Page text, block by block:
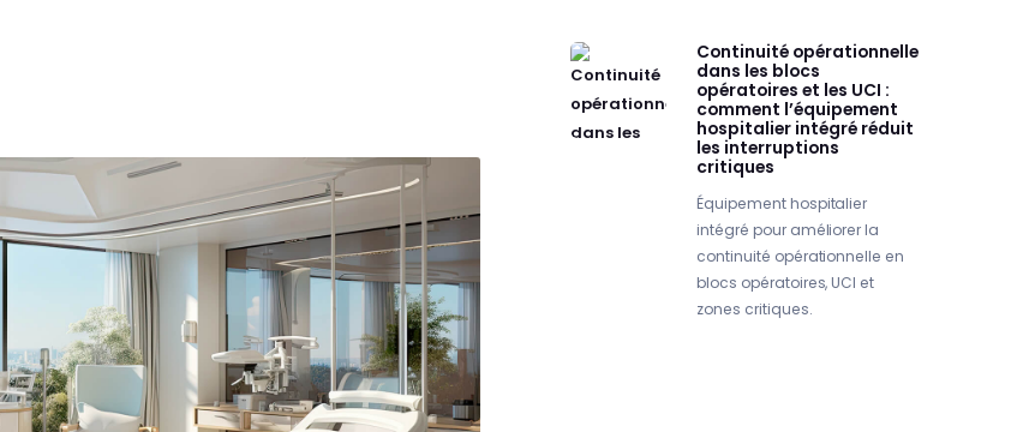
Continuité opérationnelle
dans les blocs
opératoires et les UCI :
comment l’équipement
hospitalier intégré réduit
les interruptions
critiques
Équipement hospitalier
intégré pour améliorer la
continuité opérationnelle en
blocs opératoires, UCI et
zones critiques.